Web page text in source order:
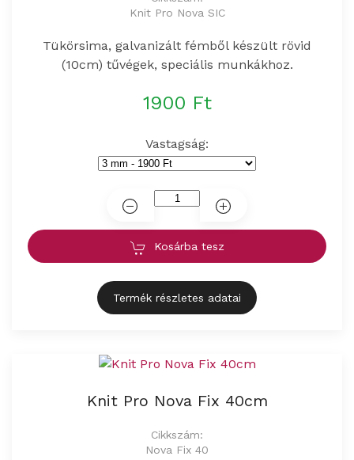
Knit Pro Nova SIC
Tükörsima, galvanizált fémből készült rövid
(10cm) tűvégek, speciális munkákhoz.
1900 Ft
Vastagság:
Kosárba tesz
Termék részletes adatai
Knit Pro Nova Fix 40cm
Cikkszám:
Nova Fix 40